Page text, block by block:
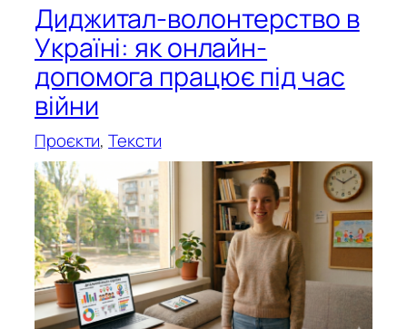
Диджитал-волонтерство в
Україні: як онлайн-
допомога працює під час
війни
Проєкти, Тексти